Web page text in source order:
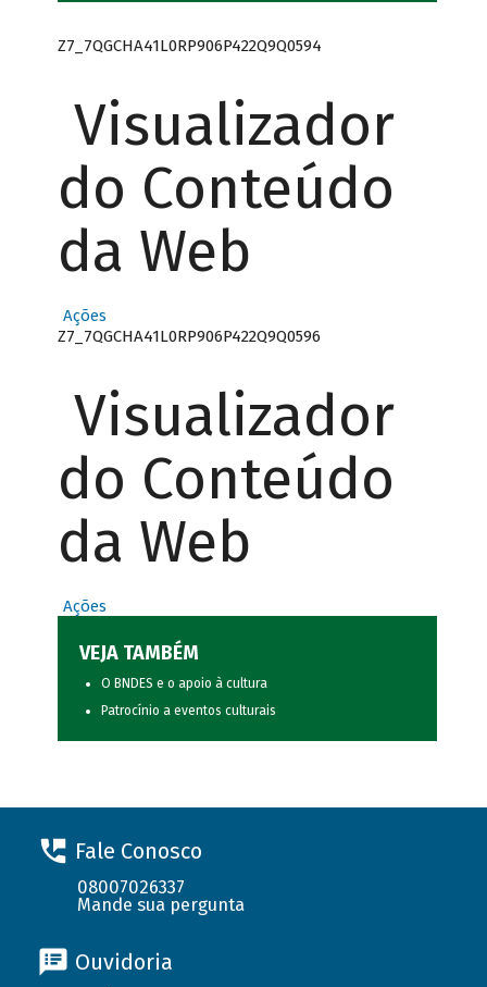
Z7_7QGCHA41L0RP906P422Q9Q0594
Visualizador
do Conteúdo
da Web
Ações
Z7_7QGCHA41L0RP906P422Q9Q0596
Visualizador
do Conteúdo
da Web
Ações
VEJA TAMBÉM
O BNDES e o apoio à cultura
Patrocínio a eventos culturais
Fale Conosco
08007026337
Mande sua pergunta
Ouvidoria